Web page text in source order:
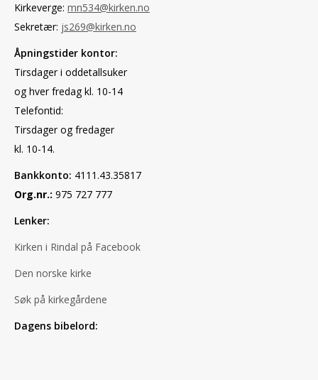
Kirkeverge: mn534@kirken.no
Sekretær: js269@kirken.no
Åpningstider kontor:
Tirsdager i oddetallsuker
og hver fredag kl. 10-14
Telefontid:
Tirsdager og fredager
kl. 10-14.
Bankkonto: 4111.43.35817
Org.nr.: 975 727 777
Lenker:
Kirken i Rindal på Facebook
Den norske kirke
Søk på kirkegårdene
Dagens bibelord: